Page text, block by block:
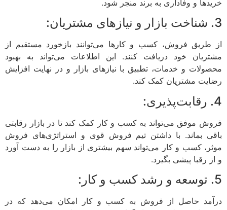
خریدها و وفاداری به برند منجر شود.
3. شناخت بازار و نیازهای مشتریان:
از طریق فروش، کسب و کارها می‌توانند بازخورد مستقیم از
مشتریان خود دریافت کنند. این اطلاعات می‌تواند به بهبود
محصولات و خدمات، تطبیق با نیازهای بازار و در نهایت افزایش
رضایت مشتریان کمک کند.
4. رقابت‌پذیری:
فروش موفق می‌تواند به کسب و کار کمک کند تا در بازار رقابتی
باقی بماند. با داشتن تیم فروش قوی و استراتژی‌های فروش
موثر، کسب و کار می‌تواند سهم بیشتری از بازار را به دست آورد
و از رقبا پیشی بگیرد.
5. توسعه و رشد کسب و کار:
درآمد حاصل از فروش به کسب و کار امکان می‌دهد که در